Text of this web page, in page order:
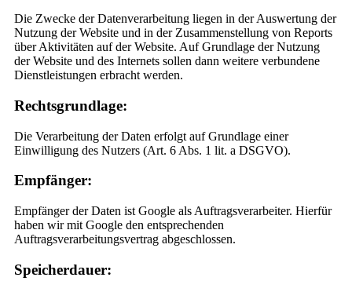
Die Zwecke der Datenverarbeitung liegen in der Auswertung der
Nutzung der Website und in der Zusammenstellung von Reports
über Aktivitäten auf der Website. Auf Grundlage der Nutzung
der Website und des Internets sollen dann weitere verbundene
Dienstleistungen erbracht werden.
Rechtsgrundlage:
Die Verarbeitung der Daten erfolgt auf Grundlage einer
Einwilligung des Nutzers (Art. 6 Abs. 1 lit. a DSGVO).
Empfänger:
Empfänger der Daten ist Google als Auftragsverarbeiter. Hierfür
haben wir mit Google den entsprechenden
Auftragsverarbeitungsvertrag abgeschlossen.
Speicherdauer: